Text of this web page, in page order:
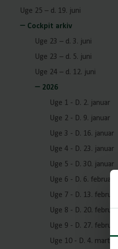
Uge 25 – d. 19. juni
Cockpit arkiv
Uge 23 – d. 3. juni
Uge 23 – d. 5. juni
Uge 24 – d. 12. juni
2026
Uge 1 - D. 2. januar
Uge 2 - D. 9. januar
Uge 3 - D. 16. januar
Uge 4 - D. 23. januar
Uge 5 - D. 30. januar
Uge 6 - D. 6. februar
Uge 7 - D. 13. februar
Uge 8 - D. 20. februar
Uge 9 - D. 27. februar
Uge 10 - D. 4. marts